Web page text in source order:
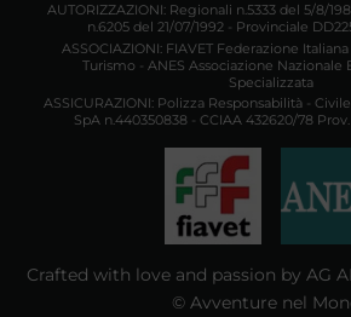
AUTORIZZAZIONI: Regionali n.5333 del 5/8/
n.6205 del 21/07/1992 - Provinciale
ASSOCIAZIONI: FIAVET Federazione
Turismo - ANES Associazione Nazionale
Specializzata
ASSICURAZIONI: Polizza Responsabilità -
SpA n.440350838 - CCIAA 432620/78
Crafted with love and passion by AG
© Avventure nel